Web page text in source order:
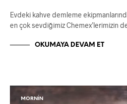
Evdeki kahve demleme
en çok sevdiğimiz Chemex’lerimizin
OKUMAYA DEVAM ET
MORNIN